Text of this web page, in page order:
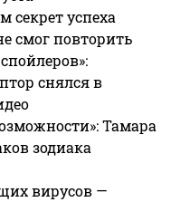
секрет успеха
смог повторить
снялся в
Тамара
зодиака
вирусов —